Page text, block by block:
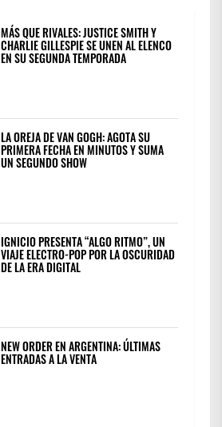
MÁS QUE RIVALES: JUSTICE SMITH Y
CHARLIE GILLESPIE SE UNEN AL ELENCO
EN SU SEGUNDA TEMPORADA
LA OREJA DE VAN GOGH: AGOTA SU
PRIMERA FECHA EN MINUTOS Y SUMA
UN SEGUNDO SHOW
IGNICIO PRESENTA “ALGO RITMO”, UN
VIAJE ELECTRO-POP POR LA OSCURIDAD
DE LA ERA DIGITAL
NEW ORDER EN ARGENTINA: ÚLTIMAS
ENTRADAS A LA VENTA